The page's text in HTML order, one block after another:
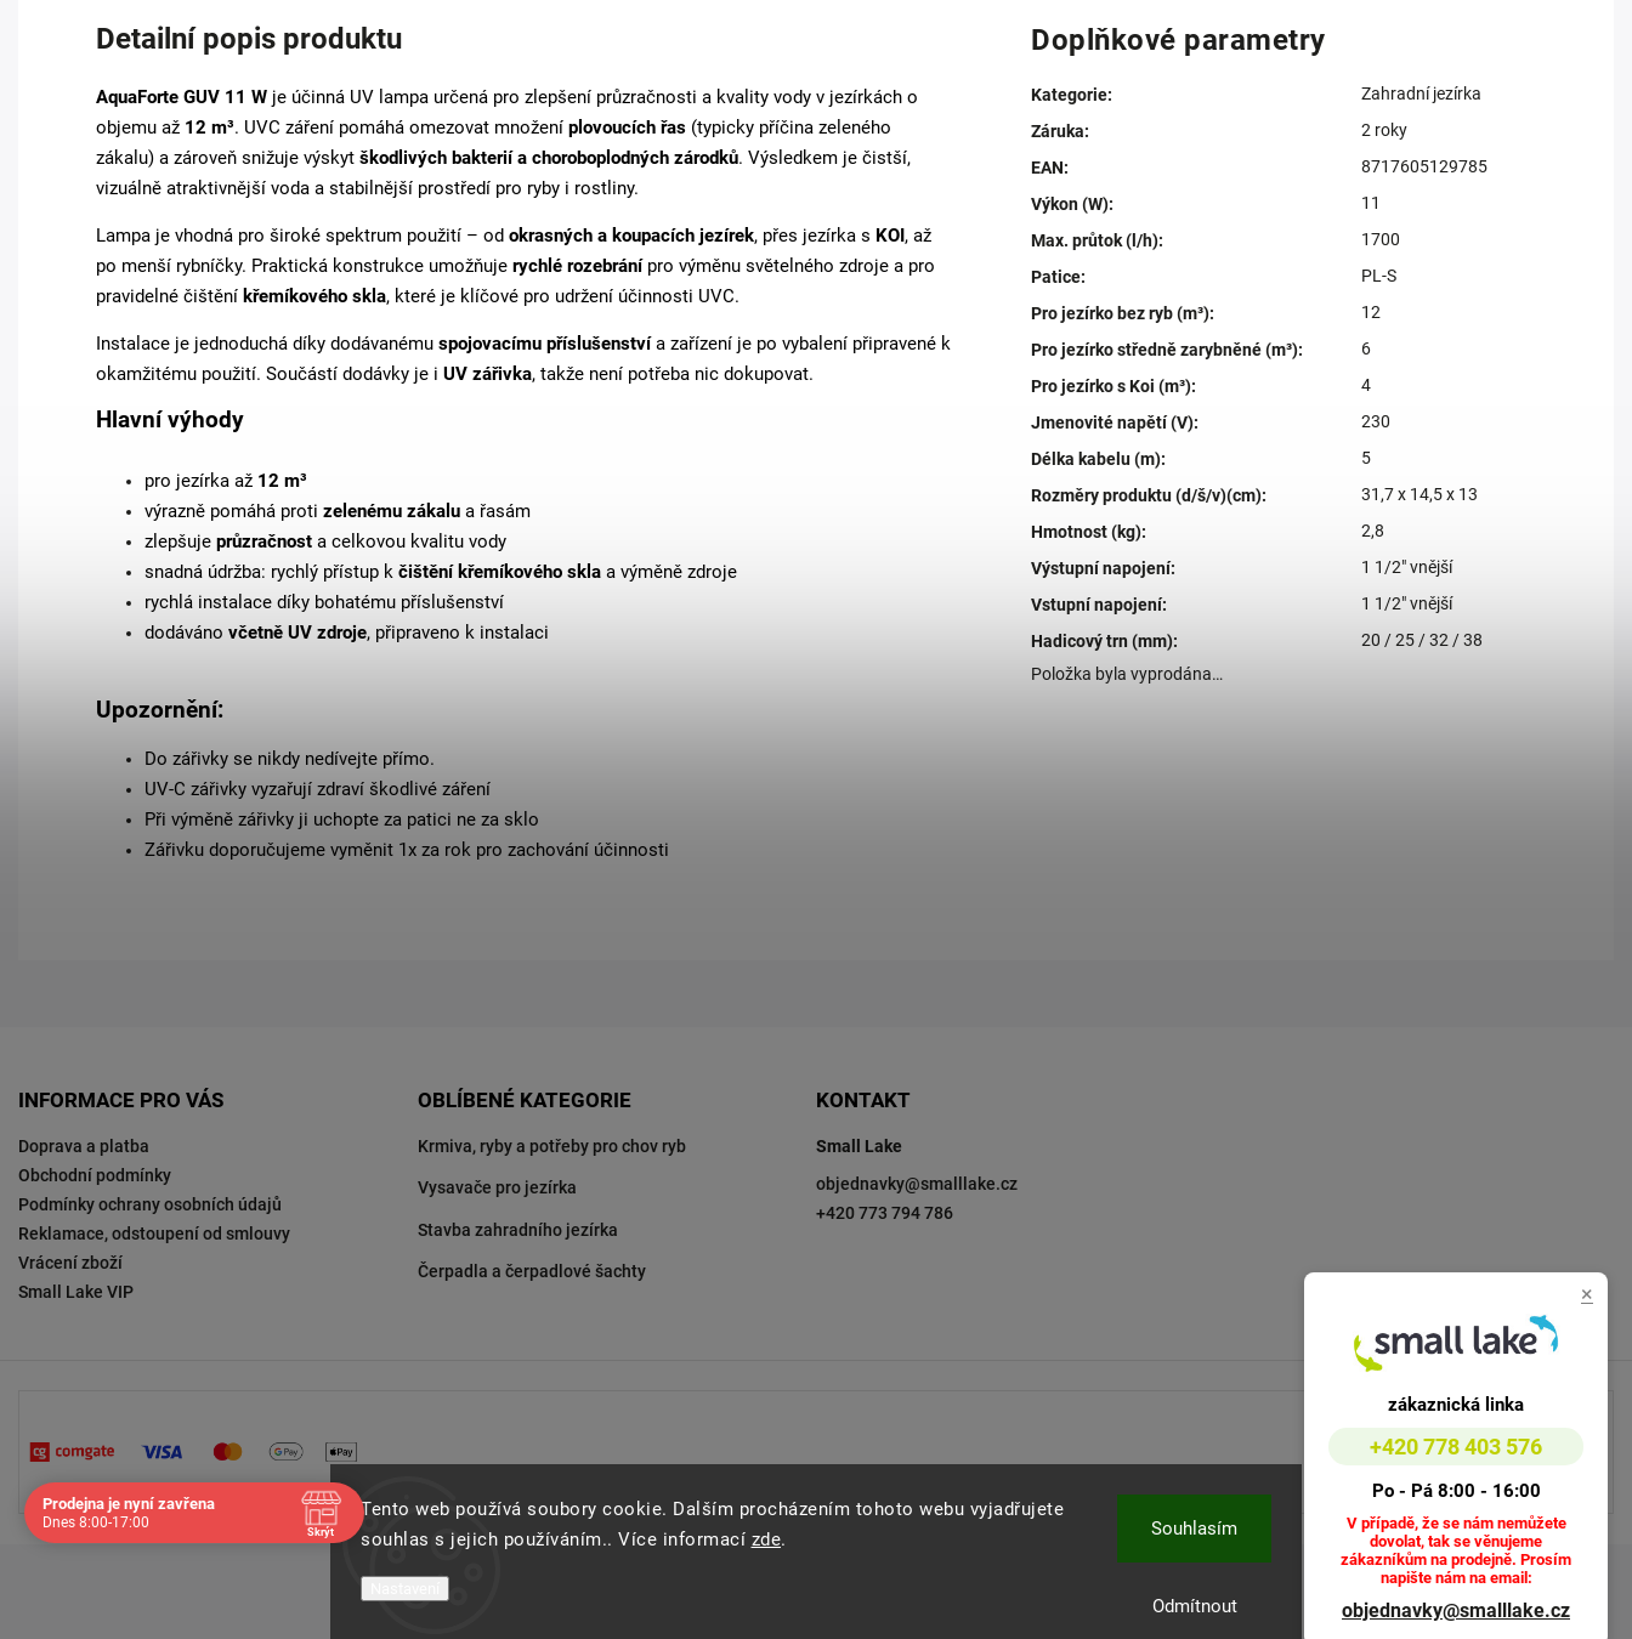
Tento web používá soubory cookie. Dalším procházením tohoto webu vyjadřujete
souhlas s jejich používáním.. Více informací zde.
Odmítnout
Souhlasím
Detailní popis produktu
AquaForte GUV 11 W je účinná UV lampa určená pro zlepšení průzračnosti a kvality vody v jezírkách o
objemu až 12 m³. UVC záření pomáhá omezovat množení plovoucích řas (typicky příčina zeleného
zákalu) a zároveň snižuje výskyt škodlivých bakterií a choroboplodných zárodků. Výsledkem je čistší,
vizuálně atraktivnější voda a stabilnější prostředí pro ryby i rostliny.
Lampa je vhodná pro široké spektrum použití – od okrasných a koupacích jezírek, přes jezírka s KOI , až
po menší rybníčky. Praktická konstrukce umožňuje rychlé rozebránípro výměnu světelného zdroje a pro
pravidelné čištění křemíkového skla, které je klíčové pro udržení účinnosti UVC.
Instalace je jednoduchá díky dodávanému spojovacímu příslušenstvía zařízení je po vybalení připravené k
okamžitému použití. Součástí dodávky je i UV zářivka, takže není potřeba nic dokupovat.
Hlavní výhody
pro jezírka až 12 m³
výrazně pomáhá proti zelenému zákalu a řasám
zlepšuje průzračnost a celkovou kvalitu vody
snadná údržba: rychlý přístup k čištění křemíkového skla a výměně zdroje
rychlá instalace díky bohatému příslušenství
dodáváno včetně UV zdroje, připraveno k instalaci
Upozornění:
Do zářivky se nikdy nedívejte přímo.
UV-C zářivky vyzařují zdraví škodlivé záření
Při výměně zářivky ji uchopte za patici ne za sklo
Zářivku doporučujeme vyměnit 1x za rok pro zachování účinnosti
Doplňkové parametry
Kategorie:
Zahradní jezírka
Záruka:
2 roky
EAN:
8717605129785
Výkon (W):
11
Max. průtok (l/h):
1700
Patice:
PL-S
Pro jezírko bez ryb (m³):
12
Pro jezírko středně zarybněné (m³):
6
Pro jezírko s Koi (m³):
4
Jmenovité napětí (V):
230
Délka kabelu (m):
5
Rozměry produktu (d/š/v)(cm):
31,7 x 14,5 x 13
Hmotnost (kg):
2,8
Výstupní napojení:
1 1/2" vnější
Vstupní napojení:
1 1/2" vnější
Hadicový trn (mm):
20 / 25 / 32 / 38
Položka byla vyprodána…
INFORMACE PRO VÁS
Doprava a platba
Obchodní podmínky
Podmínky ochrany osobních údajů
Reklamace, odstoupení od smlouvy
Vrácení zboží
Small Lake VIP
OBLÍBENÉ KATEGORIE
Krmiva, ryby a potřeby pro chov ryb
Vysavače pro jezírka
Stavba zahradního jezírka
Čerpadla a čerpadlové šachty
KONTAKT
Small Lake
objednavky@smalllake.cz
+420 773 794 786
Prodejna je nyní zavřena
Dnes 8:00-17:00
Skrýt
×
zákaznická linka
+420 778 403 576
Po - Pá 8:00 - 16:00
V případě, že se nám nemůžete
dovolat, tak se věnujeme
zákazníkům na prodejně. Prosím
napište nám na email:
objednavky@smalllake.cz